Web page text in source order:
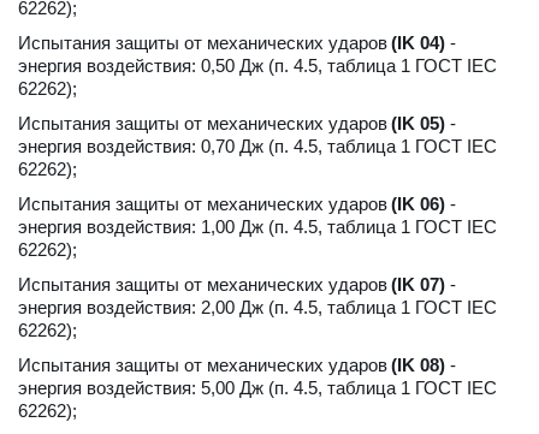
62262);
Испытания защиты от механических ударов (IK 04) -
энергия воздействия: 0,50 Дж (п. 4.5, таблица 1 ГОСТ IEC
62262);
Испытания защиты от механических ударов (IK 05) -
энергия воздействия: 0,70 Дж (п. 4.5, таблица 1 ГОСТ IEC
62262);
Испытания защиты от механических ударов (IK 06) -
энергия воздействия: 1,00 Дж (п. 4.5, таблица 1 ГОСТ IEC
62262);
Испытания защиты от механических ударов (IK 07) -
энергия воздействия: 2,00 Дж (п. 4.5, таблица 1 ГОСТ IEC
62262);
Испытания защиты от механических ударов (IK 08) -
энергия воздействия: 5,00 Дж (п. 4.5, таблица 1 ГОСТ IEC
62262);